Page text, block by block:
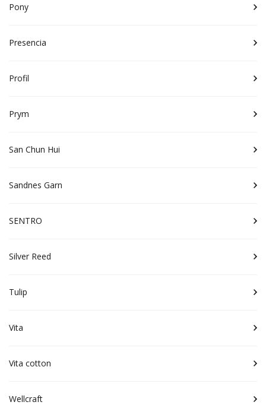
Pony
Presencia
Profil
Prym
San Chun Hui
Sandnes Garn
SENTRO
Silver Reed
Tulip
Vita
Vita cotton
Wellcraft